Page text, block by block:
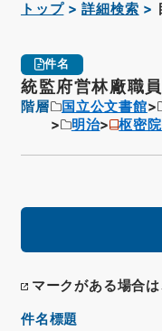
トップ 詳細検索
件名
統監府営林廠職
階層 国立公文書館
明治
枢密
マークがある場合
件名標題